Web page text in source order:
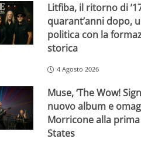
Litfiba, il ritorno di ’17
quarant’anni dopo,
politica con la
storica
4 Agosto 2026
Muse, ‘The Wow!
nuovo album e
Morricone alla
States